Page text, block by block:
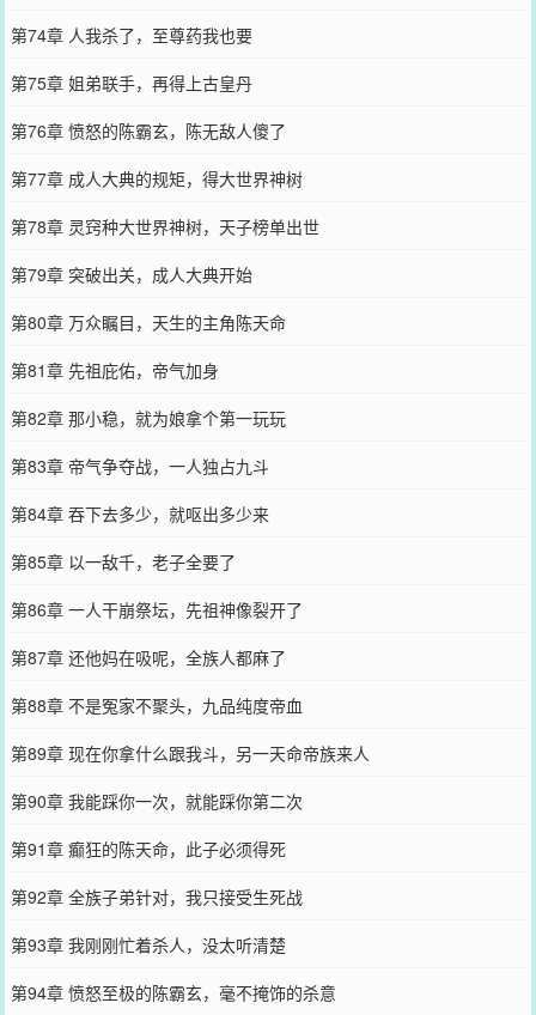
第74章 人我杀了，至尊药我也要
第75章 姐弟联手，再得上古皇丹
第76章 愤怒的陈霸玄，陈无敌人傻了
第77章 成人大典的规矩，得大世界神树
第78章 灵窍种大世界神树，天子榜单出世
第79章 突破出关，成人大典开始
第80章 万众瞩目，天生的主角陈天命
第81章 先祖庇佑，帝气加身
第82章 那小稳，就为娘拿个第一玩玩
第83章 帝气争夺战，一人独占九斗
第84章 吞下去多少，就呕出多少来
第85章 以一敌千，老子全要了
第86章 一人干崩祭坛，先祖神像裂开了
第87章 还他妈在吸呢，全族人都麻了
第88章 不是冤家不聚头，九品纯度帝血
第89章 现在你拿什么跟我斗，另一天命帝族来人
第90章 我能踩你一次，就能踩你第二次
第91章 癫狂的陈天命，此子必须得死
第92章 全族子弟针对，我只接受生死战
第93章 我刚刚忙着杀人，没太听清楚
第94章 愤怒至极的陈霸玄，毫不掩饰的杀意